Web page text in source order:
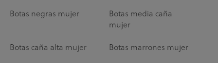
Botas negras mujer
Botas media caña
mujer
Botas caña alta mujer Botas marrones mujer